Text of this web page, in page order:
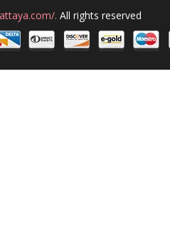
. All rights reserved